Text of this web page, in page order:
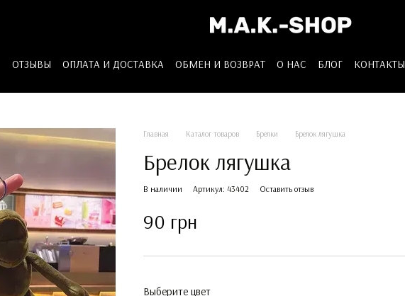
ОТЗЫВЫ ОПЛАТА И ДОСТАВКА ОБМЕН И ВОЗВРАТ О НАС БЛОГ
КОНТАКТЫ
Главная Каталог товаров Брелки Брелок лягушка
Брелок лягушка
В наличии Артикул: 43402 Оставить отзыв
90 грн
Выберите цвет